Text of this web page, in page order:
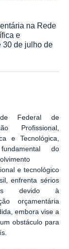
na Rede
e
30 de julho de
carousel
Federal de
Profissional,
e Tecnológica,
do
e tecnológico
enfrenta sérios
devido à
orçamentária
embora vise a
obstáculo para